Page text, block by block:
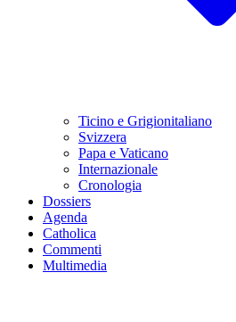
Ticino e Grigionitaliano
Svizzera
Papa e Vaticano
Internazionale
Cronologia
Dossiers
Agenda
Catholica
Commenti
Multimedia